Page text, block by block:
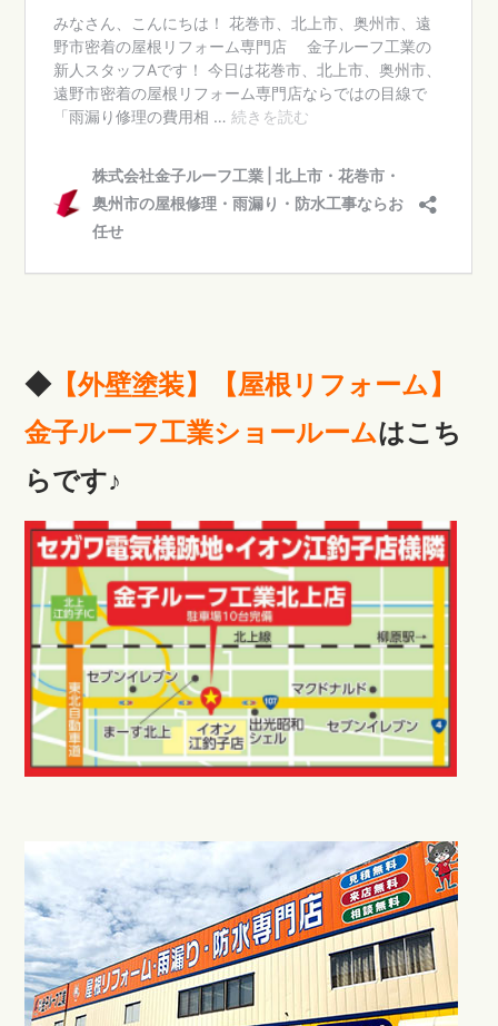
◆【外壁塗装】【屋根リフォーム】
金子ルーフ工業ショールームはこち
らです♪